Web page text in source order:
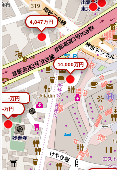
44,000万円
4,847万円
-万円
-万円